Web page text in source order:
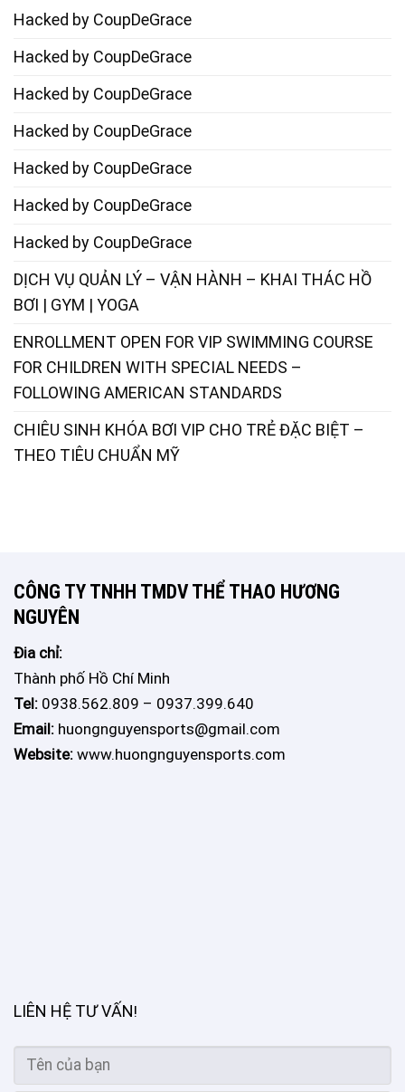
Hacked by CoupDeGrace
Hacked by CoupDeGrace
Hacked by CoupDeGrace
Hacked by CoupDeGrace
Hacked by CoupDeGrace
Hacked by CoupDeGrace
Hacked by CoupDeGrace
DỊCH VỤ QUẢN LÝ – VẬN HÀNH – KHAI THÁC HỒ
BƠI | GYM | YOGA
ENROLLMENT OPEN FOR VIP SWIMMING COURSE
FOR CHILDREN WITH SPECIAL NEEDS –
FOLLOWING AMERICAN STANDARDS
CHIÊU SINH KHÓA BƠI VIP CHO TRẺ ĐẶC BIỆT –
THEO TIÊU CHUẨN MỸ
CÔNG TY TNHH TMDV THỂ THAO HƯƠNG
NGUYÊN
Đia chỉ:
Thành phố Hồ Chí Minh
Tel: 0938.562.809 – 0937.399.640
Email: huongnguyensports@gmail.com
Website: www.huongnguyensports.com
LIÊN HỆ TƯ VẤN!